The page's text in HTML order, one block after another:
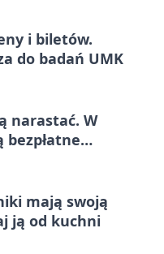
i biletów.
do badań UMK
narastać. W
bezpłatne
mają swoją
ją od kuchni